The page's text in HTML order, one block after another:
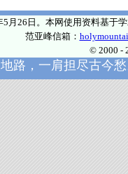
5月26日。本网使用资料基于
范亚峰信箱：
© 2000 -
路，一肩担尽古今